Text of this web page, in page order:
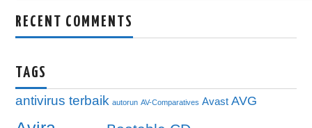
RECENT COMMENTS
TAGS
antivirus terbaik autorun AV-Comparatives Avast AVG